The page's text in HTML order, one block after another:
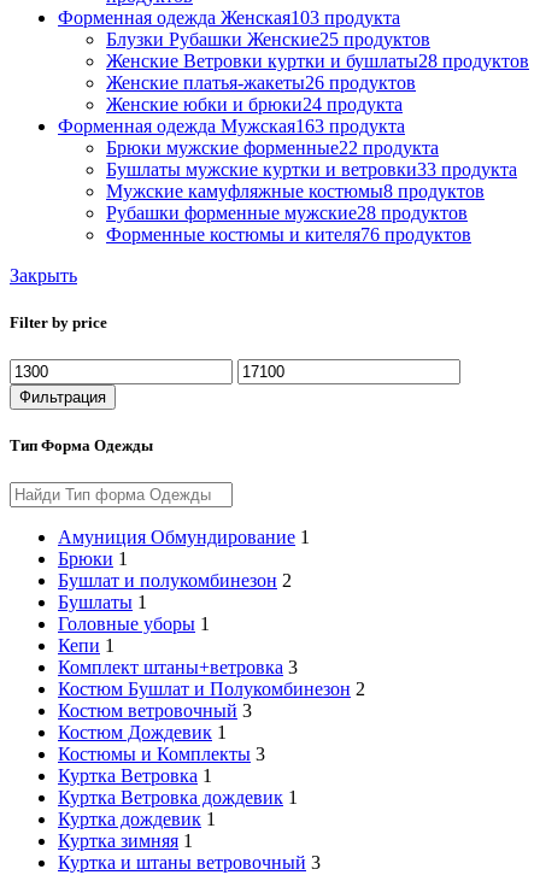
Форменная одежда Женская103 продукта
Блузки Рубашки Женские25 продуктов
Женские Ветровки куртки и бушлаты28 продуктов
Женские платья-жакеты26 продуктов
Женские юбки и брюки24 продукта
Форменная одежда Мужская163 продукта
Брюки мужские форменные22 продукта
Бушлаты мужские куртки и ветровки33 продукта
Мужские камуфляжные костюмы8 продуктов
Рубашки форменные мужские28 продуктов
Форменные костюмы и кителя76 продуктов
Закрыть
Filter by price
Минимальная
цена
Максимальная
цена
Фильтрация
Тип Форма Одежды
Амуниция Обмундирование 1
Брюки 1
Бушлат и полукомбинезон 2
Бушлаты 1
Головные уборы 1
Кепи 1
Комплект штаны+ветровка 3
Костюм Бушлат и Полукомбинезон 2
Костюм ветровочный 3
Костюм Дождевик 1
Костюмы и Комплекты 3
Куртка Ветровка 1
Куртка Ветровка дождевик 1
Куртка дождевик 1
Куртка зимняя 1
Куртка и штаны ветровочный 3